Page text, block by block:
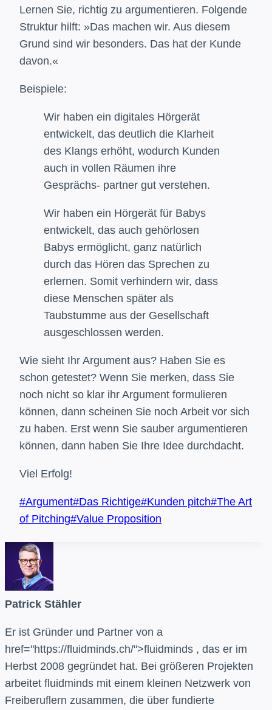
Lernen Sie, richtig zu argumentieren. Folgende
Struktur hilft: »Das machen wir. Aus diesem
Grund sind wir besonders. Das hat der Kunde
davon.«
Beispiele:
Wir haben ein digitales Hörgerät
entwickelt, das deutlich die Klarheit
des Klangs erhöht, wodurch Kunden
auch in vollen Räumen ihre
Gesprächs- partner gut verstehen.
Wir haben ein Hörgerät für Babys
entwickelt, das auch gehörlosen
Babys ermöglicht, ganz natürlich
durch das Hören das Sprechen zu
erlernen. Somit verhindern wir, dass
diese Menschen später als
Taubstumme aus der Gesellschaft
ausgeschlossen werden.
Wie sieht Ihr Argument aus? Haben Sie es
schon getestet? Wenn Sie merken, dass Sie
noch nicht so klar ihr Argument formulieren
können, dann scheinen Sie noch Arbeit vor sich
zu haben. Erst wenn Sie sauber argumentieren
können, dann haben Sie Ihre Idee durchdacht.
Viel Erfolg!
Schlagworte:
#Argument#Das Richtige#Kunden pitch#The Art
of Pitching#Value Proposition
Patrick Stähler
Er ist Gründer und Partner von a
href="https://fluidminds.ch/">fluidminds , das er im
Herbst 2008 gegründet hat. Bei größeren Projekten
arbeitet fluidminds mit einem kleinen Netzwerk von
Freiberuflern zusammen, die über fundierte